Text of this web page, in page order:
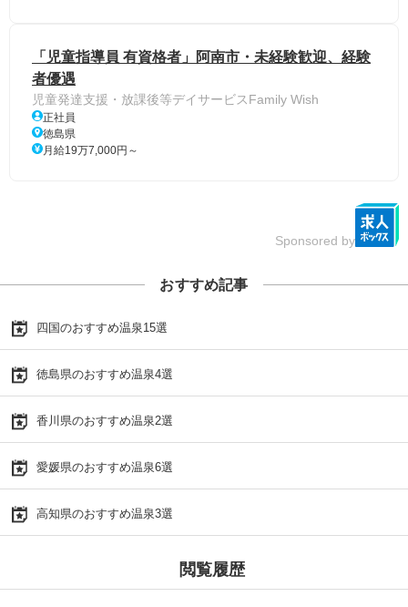
「児童指導員 有資格者」阿南市・未経験歓迎、経験
者優遇
児童発達支援・放課後等デイサービスFamily Wish
正社員
徳島県
月給19万7,000円～
Sponsored by
おすすめ記事
四国のおすすめ温泉15選
徳島県のおすすめ温泉4選
香川県のおすすめ温泉2選
愛媛県のおすすめ温泉6選
高知県のおすすめ温泉3選
閲覧履歴